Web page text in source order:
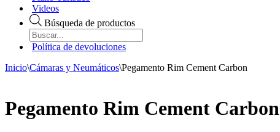
Videos
Búsqueda de productos
Política de devoluciones
Inicio\Cámaras y Neumáticos\Pegamento Rim Cement Carbon
Pegamento Rim Cement Carbon